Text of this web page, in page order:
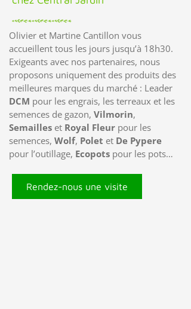
Olivier et Martine Cantillon vous
accueillent tous les jours jusqu’à 18h30.
Exigeants avec nos partenaires, nous
proposons uniquement des produits des
meilleures marques du marché : Leader
DCM pour les engrais, les terreaux et les
semences de gazon, Vilmorin,
Semailles et Royal Fleur pour les
semences, Wolf, Polet et De Pypere
pour l’outillage, Ecopots pour les pots…
Rendez-nous une visite